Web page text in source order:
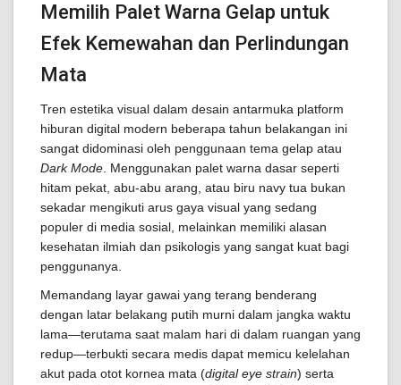
Memilih Palet Warna Gelap untuk
Efek Kemewahan dan Perlindungan
Mata
Tren estetika visual dalam desain antarmuka platform
hiburan digital modern beberapa tahun belakangan ini
sangat didominasi oleh penggunaan tema gelap atau
Dark Mode . Menggunakan palet warna dasar seperti
hitam pekat, abu-abu arang, atau biru navy tua bukan
sekadar mengikuti arus gaya visual yang sedang
populer di media sosial, melainkan memiliki alasan
kesehatan ilmiah dan psikologis yang sangat kuat bagi
penggunanya.
Memandang layar gawai yang terang benderang
dengan latar belakang putih murni dalam jangka waktu
lama—terutama saat malam hari di dalam ruangan yang
redup—terbukti secara medis dapat memicu kelelahan
akut pada otot kornea mata (digital eye strain) serta